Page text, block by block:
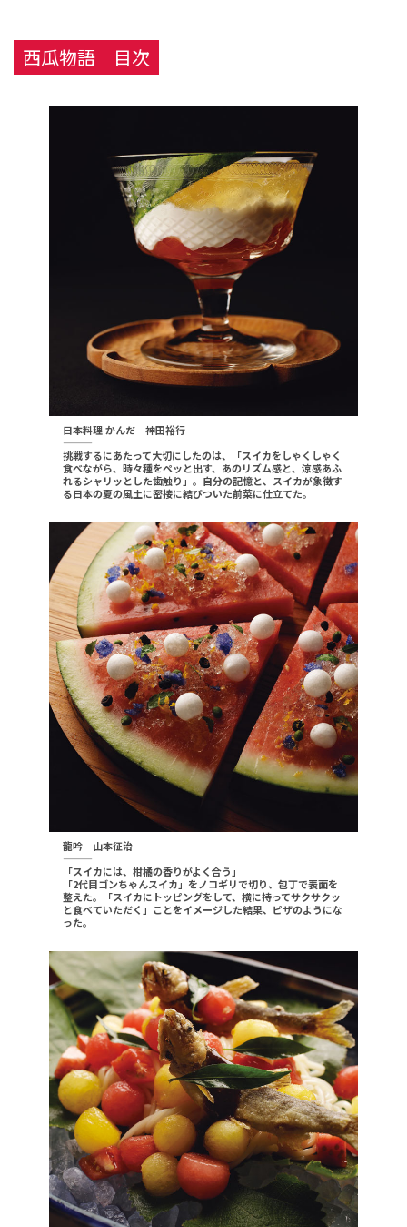
西瓜物語 目次
日本料理 かんだ 神田裕行
———
挑戦するにあたって大切にしたのは、「スイカをしゃくしゃく
食べながら、時々種をペッと出す、あのリズム感と、涼感あふ
れるシャリッとした歯触り」。自分の記憶と、スイカが象徴す
る日本の夏の風土に密接に結びついた前菜に仕立てた。
龍吟 山本征治
———
「スイカには、柑橘の香りがよく合う」
「2代目ゴンちゃんスイカ」をノコギリで切り、包丁で表面を
整えた。「スイカにトッピングをして、横に持ってサクサクッ
と食べていただく」ことをイメージした結果、ピザのようにな
った。